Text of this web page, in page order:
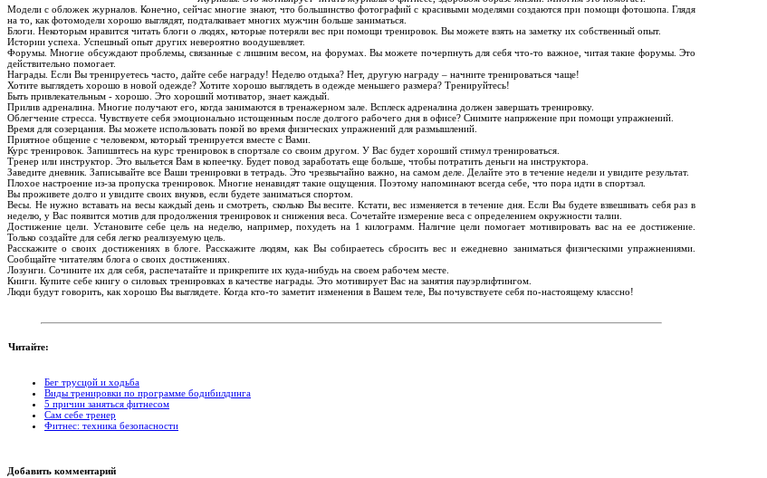
Модели с обложек журналов. Конечно, сейчас многие знают, что большинство фотографий с красивыми моделями создаются при помощи фотошопа. Глядя
на то, как фотомодели хорошо выглядят, подталкивает многих мужчин больше заниматься.
Блоги. Некоторым нравится читать блоги о людях, которые потеряли вес при помощи тренировок. Вы можете взять на заметку их собственный опыт.
Истории успеха. Успешный опыт других невероятно воодушевляет.
Форумы. Многие обсуждают проблемы, связанные с лишним весом, на форумах. Вы можете почерпнуть для себя что-то важное, читая такие форумы. Это
действительно помогает.
Награды. Если Вы тренируетесь часто, дайте себе награду! Неделю отдыха? Нет, другую награду – начните тренироваться чаще!
Хотите выглядеть хорошо в новой одежде? Хотите хорошо выглядеть в одежде меньшего размера? Тренируйтесь!
Быть привлекательным - хорошо. Это хороший мотиватор, знает каждый.
Прилив адреналина. Многие получают его, когда занимаются в тренажерном зале. Всплеск адреналина должен завершать тренировку.
Облегчение стресса. Чувствуете себя эмоционально истощенным после долгого рабочего дня в офисе? Снимите напряжение при помощи упражнений.
Время для созерцания. Вы можете использовать покой во время физических упражнений для размышлений.
Приятное общение с человеком, который тренируется вместе с Вами.
Курс тренировок. Запишитесь на курс тренировок в спортзале со своим другом. У Вас будет хороший стимул тренироваться.
Тренер или инструктор. Это выльется Вам в копеечку. Будет повод заработать еще больше, чтобы потратить деньги на инструктора.
Заведите дневник. Записывайте все Ваши тренировки в тетрадь. Это чрезвычайно важно, на самом деле. Делайте это в течение недели и увидите результат.
Плохое настроение из-за пропуска тренировок. Многие ненавидят такие ощущения. Поэтому напоминают всегда себе, что пора идти в спортзал.
Вы проживете долго и увидите своих внуков, если будете заниматься спортом.
Весы. Не нужно вставать на весы каждый день и смотреть, сколько Вы весите. Кстати, вес изменяется в течение дня. Если Вы будете взвешивать себя раз в
неделю, у Вас появится мотив для продолжения тренировок и снижения веса. Сочетайте измерение веса с определением окружности талии.
Достижение цели. Установите себе цель на неделю, например, похудеть на 1 килограмм. Наличие цели помогает мотивировать вас на ее достижение.
Только создайте для себя легко реализуемую цель.
Расскажите о своих достижениях в блоге. Расскажите людям, как Вы собираетесь сбросить вес и ежедневно заниматься физическими упражнениями.
Сообщайте читателям блога о своих достижениях.
Лозунги. Сочините их для себя, распечатайте и прикрепите их куда-нибудь на своем рабочем месте.
Книги. Купите себе книгу о силовых тренировках в качестве награды. Это мотивирует Вас на занятия пауэрлифтингом.
Люди будут говорить, как хорошо Вы выглядете. Когда кто-то заметит изменения в Вашем теле, Вы почувствуете себя по-настоящему классно!
Читайте:
Бег трусцой и ходьба
Виды тренировки по программе бодибилдинга
5 причин заняться фитнесом
Сам себе тренер
Фитнес: техника безопасности
Добавить комментарий